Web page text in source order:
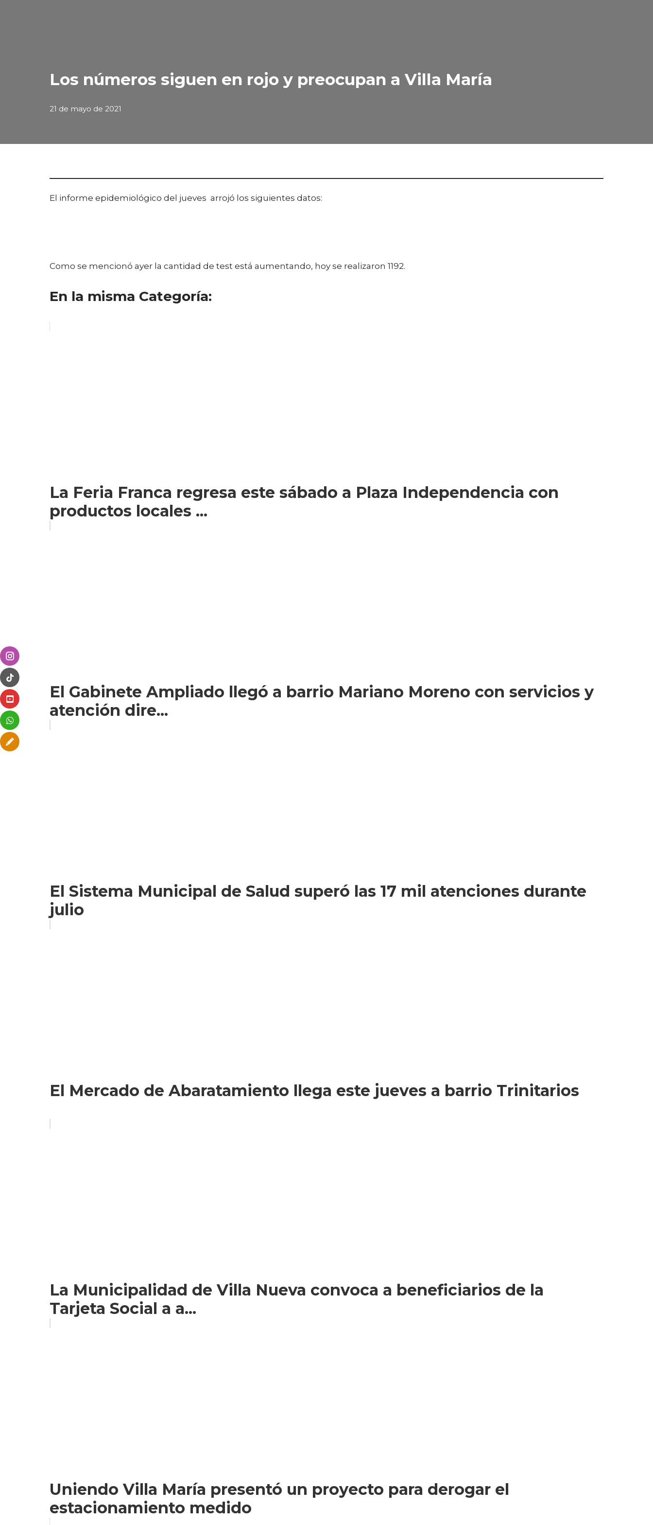
Los números siguen en rojo y preocupan a Villa María
21 de mayo de 2021
El informe epidemiológico del jueves arrojó los siguientes datos:
Como se mencionó ayer la cantidad de test está aumentando, hoy se realizaron 1192.
En la misma Categoría:
La Feria Franca regresa este sábado a Plaza Independencia con
productos locales ...
El Gabinete Ampliado llegó a barrio Mariano Moreno con servicios y
atención dire...
El Sistema Municipal de Salud superó las 17 mil atenciones durante
julio
El Mercado de Abaratamiento llega este jueves a barrio Trinitarios
La Municipalidad de Villa Nueva convoca a beneficiarios de la
Tarjeta Social a a...
Uniendo Villa María presentó un proyecto para derogar el
estacionamiento medido